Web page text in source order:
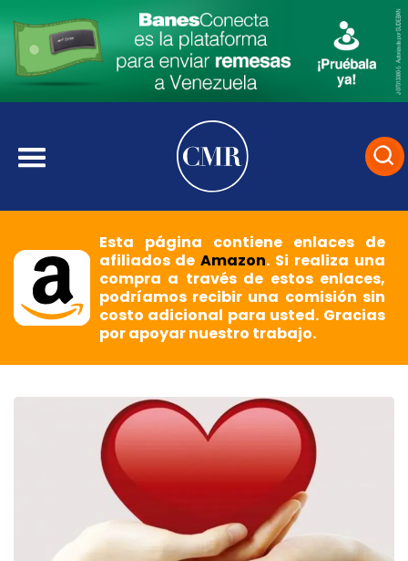
Esta página contiene enlaces de
afiliados deAmazon. Si realiza una
compra a través de estos enlaces,
podríamos recibir una comisión sin
costo adicional para usted. Gracias
por apoyar nuestro trabajo.